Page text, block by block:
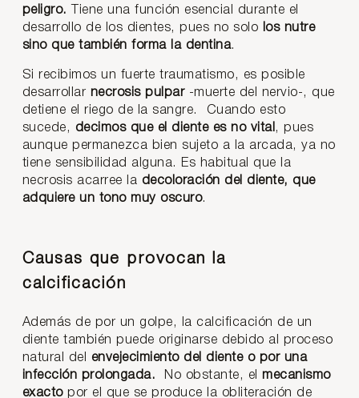
peligro.
Tiene una función esencial durante el
desarrollo de los dientes, pues no solo los nutre
sino que también forma la dentina.
Si recibimos un fuerte traumatismo, es posible
desarrollar necrosis pulpar-muerte del nervio-, que
detiene el riego de la sangre. Cuando esto
sucede, decimos que el diente es no vital , pues
aunque permanezca bien sujeto a la arcada, ya no
tiene sensibilidad alguna. Es habitual que la
necrosis acarree la decoloración del diente, que
adquiere un tono muy oscuro.
Causas que provocan la
calcificación
Además de por un golpe, la calcificación de un
diente también puede originarse debido al proceso
natural del envejecimiento del diente o por una
infección prolongada.
No obstante, el mecanismo
exactopor el que se produce la obliteración de